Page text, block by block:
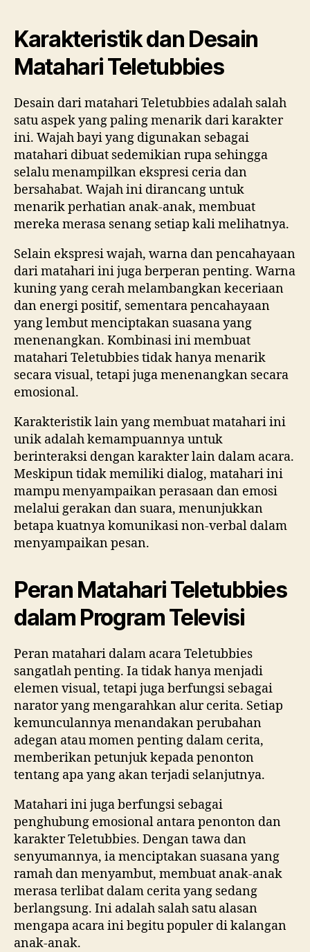
Karakteristik dan Desain
Matahari Teletubbies
Desain dari matahari Teletubbies adalah salah
satu aspek yang paling menarik dari karakter
ini. Wajah bayi yang digunakan sebagai
matahari dibuat sedemikian rupa sehingga
selalu menampilkan ekspresi ceria dan
bersahabat. Wajah ini dirancang untuk
menarik perhatian anak-anak, membuat
mereka merasa senang setiap kali melihatnya.
Selain ekspresi wajah, warna dan pencahayaan
dari matahari ini juga berperan penting. Warna
kuning yang cerah melambangkan keceriaan
dan energi positif, sementara pencahayaan
yang lembut menciptakan suasana yang
menenangkan. Kombinasi ini membuat
matahari Teletubbies tidak hanya menarik
secara visual, tetapi juga menenangkan secara
emosional.
Karakteristik lain yang membuat matahari ini
unik adalah kemampuannya untuk
berinteraksi dengan karakter lain dalam acara.
Meskipun tidak memiliki dialog, matahari ini
mampu menyampaikan perasaan dan emosi
melalui gerakan dan suara, menunjukkan
betapa kuatnya komunikasi non-verbal dalam
menyampaikan pesan.
Peran Matahari Teletubbies
dalam Program Televisi
Peran matahari dalam acara Teletubbies
sangatlah penting. Ia tidak hanya menjadi
elemen visual, tetapi juga berfungsi sebagai
narator yang mengarahkan alur cerita. Setiap
kemunculannya menandakan perubahan
adegan atau momen penting dalam cerita,
memberikan petunjuk kepada penonton
tentang apa yang akan terjadi selanjutnya.
Matahari ini juga berfungsi sebagai
penghubung emosional antara penonton dan
karakter Teletubbies. Dengan tawa dan
senyumannya, ia menciptakan suasana yang
ramah dan menyambut, membuat anak-anak
merasa terlibat dalam cerita yang sedang
berlangsung. Ini adalah salah satu alasan
mengapa acara ini begitu populer di kalangan
anak-anak.